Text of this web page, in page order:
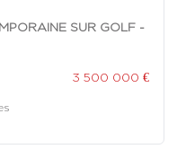
SUR GOLF -
3 500 000 €